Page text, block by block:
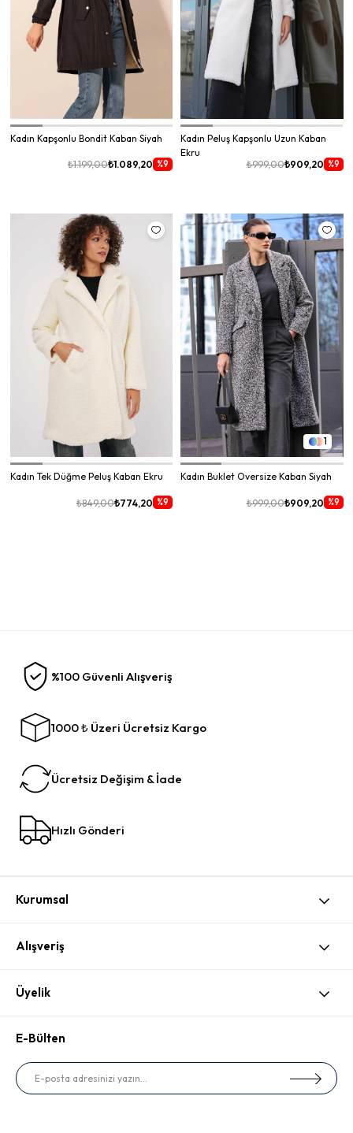
Kadın Kapşonlu Bondit Kaban Siyah
%9
₺1.089,20
₺1.199,00
Kadın Peluş Kapşonlu Uzun Kaban
Ekru
%9
₺909,20
₺999,00
Kadın Tek Düğme Peluş Kaban Ekru
%9
₺774,20
₺849,00
1
Kadın Buklet Oversize Kaban Siyah
%9
₺909,20
₺999,00
%100 Güvenli Alışveriş
1000 ₺ Üzeri Ücretsiz Kargo
Ücretsiz Değişim & İade
Hızlı Gönderi
Kurumsal
Alışveriş
Üyelik
E-Bülten